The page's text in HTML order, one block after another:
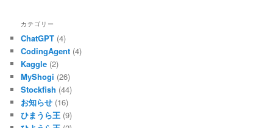
カテゴリー
ChatGPT (4)
CodingAgent (4)
Kaggle (2)
MyShogi (26)
Stockfish (44)
お知らせ (16)
ひまうら王 (9)